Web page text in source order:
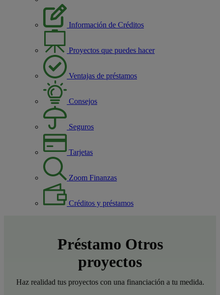
Información de Créditos
Proyectos que puedes hacer
Ventajas de préstamos
Consejos
Seguros
Tarjetas
Zoom Finanzas
Créditos y préstamos
Préstamo Otros
proyectos
Haz realidad tus proyectos con una financiación a tu medida.